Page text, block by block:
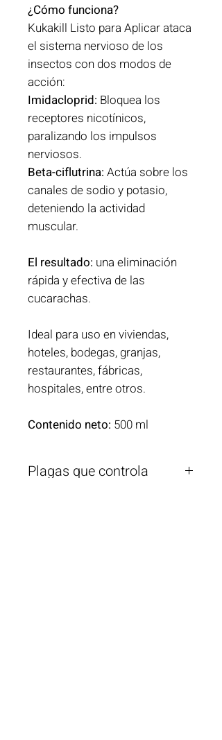
¿Cómo funciona?
Kukakill Listo para Aplicar ataca
el sistema nervioso de los
insectos con dos modos de
acción:
Imidacloprid: Bloquea los
receptores nicotínicos,
paralizando los impulsos
nerviosos.
Beta-ciflutrina: Actúa sobre los
canales de sodio y potasio,
deteniendo la actividad
muscular.
El resultado: una eliminación
rápida y efectiva de las
cucarachas.
Ideal para uso en viviendas,
hoteles, bodegas, granjas,
restaurantes, fábricas,
hospitales, entre otros.
Contenido neto: 500 ml
Plagas que controla